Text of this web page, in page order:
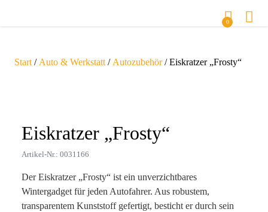
0
Start / Auto & Werkstatt / Autozubehör/ Eiskratzer „Frosty“
Eiskratzer „Frosty“
Artikel-Nr.: 0031166
Der Eiskratzer „Frosty“ ist ein unverzichtbares
Wintergadget für jeden Autofahrer. Aus robustem,
transparentem Kunststoff gefertigt, besticht er durch sein